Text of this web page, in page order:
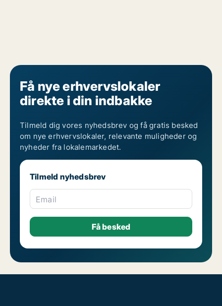
Få nye erhvervslokaler
direkte i din indbakke
Tilmeld dig vores nyhedsbrev og få gratis besked
om nye erhvervslokaler, relevante muligheder og
nyheder fra lokalemarkedet.
Tilmeld nyhedsbrev
Email